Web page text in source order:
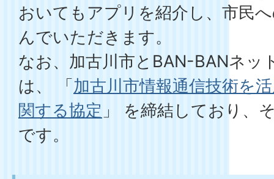
おいてもアプリを紹介し、市民
んでいただきます。
なお、加古川市とBAN-BANネッ
は、 「 加古川市情報通信技術を
関する協定 」 を締結しており、
です。